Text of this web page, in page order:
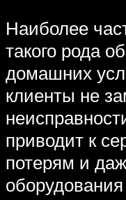
Наиболее
такого рода
домашних
клиенты не
приводит к
потерям и
оборудования